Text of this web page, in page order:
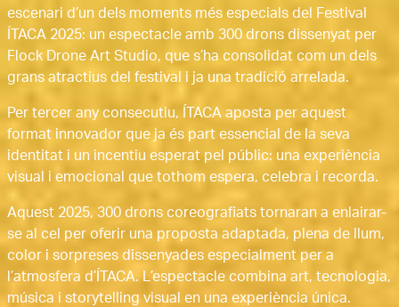
escenari d’un dels moments més especials del Festival
ÍTACA 2025: un espectacle amb 300 drons dissenyat per
Flock Drone Art Studio, que s’ha consolidat com un dels
grans atractius del festival i ja una tradició arrelada.
Per tercer any consecutiu, ÍTACA aposta per aquest
format innovador que ja és part essencial de la seva
identitat i un incentiu esperat pel públic: una experiència
visual i emocional que tothom espera, celebra i recorda.
Aquest 2025, 300 drons coreografiats tornaran a enlairar-
se al cel per oferir una proposta adaptada, plena de llum,
color i sorpreses dissenyades especialment per a
l’atmosfera d’ÍTACA. L’espectacle combina art, tecnologia,
música i storytelling visual en una experiència única.